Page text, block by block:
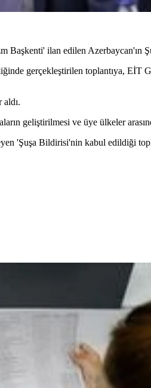
Başkenti' ilan edilen Azerbaycan'ın
gerçekleştirilen toplantıya,
geliştirilmesi ve üye ülkeler
'Şuşa Bildirisi'nin kabul edildiği